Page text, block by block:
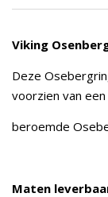
Viking
Deze
voorzien van
beroemde
Maten